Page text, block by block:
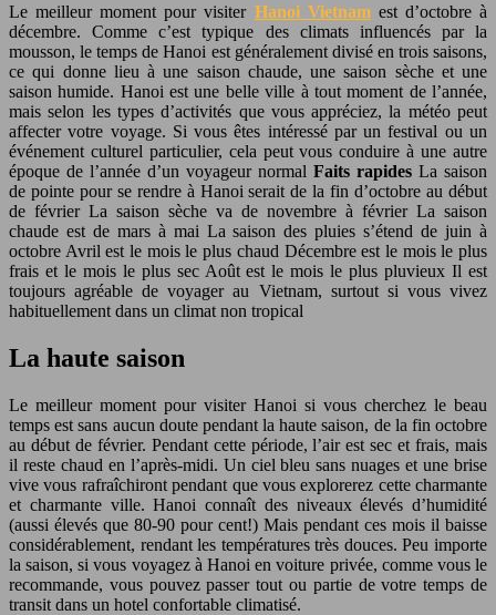
Le meilleur moment pour visiter Hanoi Vietnamest d’octobre à
décembre. Comme c’est typique des climats influencés par la
mousson, le temps de Hanoi est généralement divisé en trois saisons,
ce qui donne lieu à une saison chaude, une saison sèche et une
saison humide. Hanoi est une belle ville à tout moment de l’année,
mais selon les types d’activités que vous appréciez, la météo peut
affecter votre voyage. Si vous êtes intéressé par un festival ou un
événement culturel particulier, cela peut vous conduire à une autre
époque de l’année d’un voyageur normal Faits rapides La saison
de pointe pour se rendre à Hanoi serait de la fin d’octobre au début
de février La saison sèche va de novembre à février La saison
chaude est de mars à mai La saison des pluies s’étend de juin à
octobre Avril est le mois le plus chaud Décembre est le mois le plus
frais et le mois le plus sec Août est le mois le plus pluvieux Il est
toujours agréable de voyager au Vietnam, surtout si vous vivez
habituellement dans un climat non tropical
La haute saison
Le meilleur moment pour visiter Hanoi si vous cherchez le beau
temps est sans aucun doute pendant la haute saison, de la fin octobre
au début de février. Pendant cette période, l’air est sec et frais, mais
il reste chaud en l’après-midi. Un ciel bleu sans nuages ​​et une brise
vive vous rafraîchiront pendant que vous explorerez cette charmante
et charmante ville. Hanoi connaît des niveaux élevés d’humidité
(aussi élevés que 80-90 pour cent!) Mais pendant ces mois il baisse
considérablement, rendant les températures très douces. Peu importe
la saison, si vous voyagez à Hanoi en voiture privée, comme vous le
recommande, vous pouvez passer tout ou partie de votre temps de
transit dans un hotel confortable climatisé.